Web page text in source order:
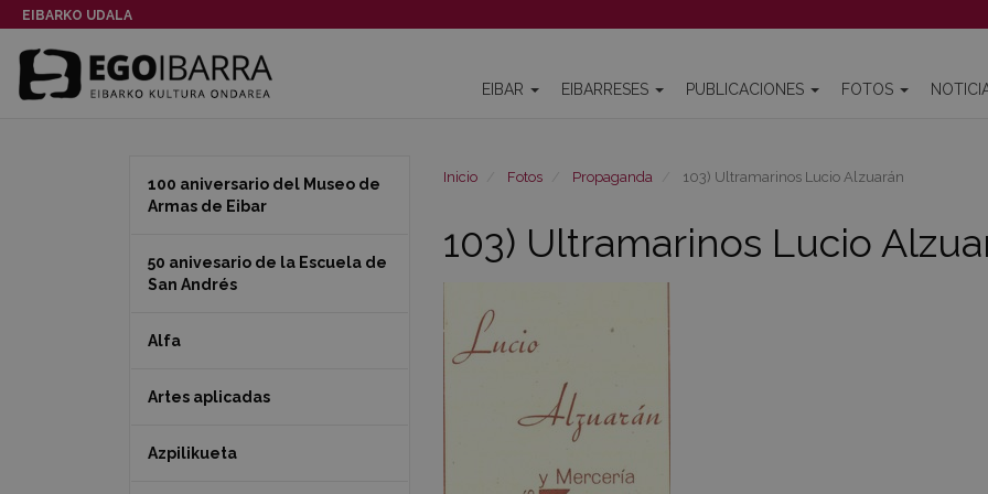
EIBARKO UDALA
EIBAR EIBARRESES PUBLICACIONES FOTOS
Inicio Fotos Propaganda 103) Ultramarinos Lucio Alzuarán
103) Ultramarinos Lucio
100 aniversario del Museo de
Armas de Eibar
50 anivesario de la Escuela de
San Andrés
Alfa
Artes aplicadas
Azpilikueta